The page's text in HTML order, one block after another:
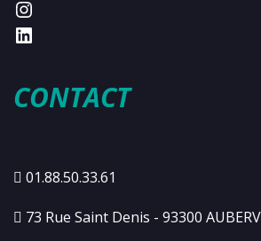
CONTACT
01.88.50.33.61
73 Rue Saint Denis - 93300